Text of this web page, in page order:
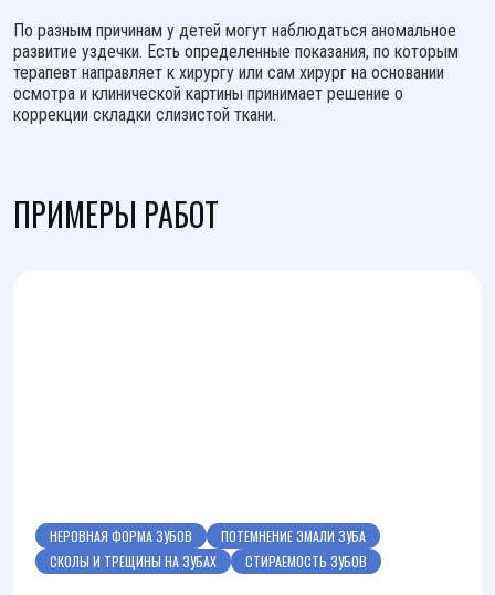
По разным причинам у детей могут наблюдаться аномальное
развитие уздечки. Есть определенные показания, по которым
терапевт направляет к хирургу или сам хирург на основании
осмотра и клинической картины принимает решение о
коррекции складки слизистой ткани.
ПРИМЕРЫ РАБОТ
НЕРОВНАЯ ФОРМА ЗУБОВ
ПОТЕМНЕНИЕ ЭМАЛИ ЗУБА
СКОЛЫ И ТРЕЩИНЫ НА ЗУБАХ
СТИРАЕМОСТЬ ЗУБОВ